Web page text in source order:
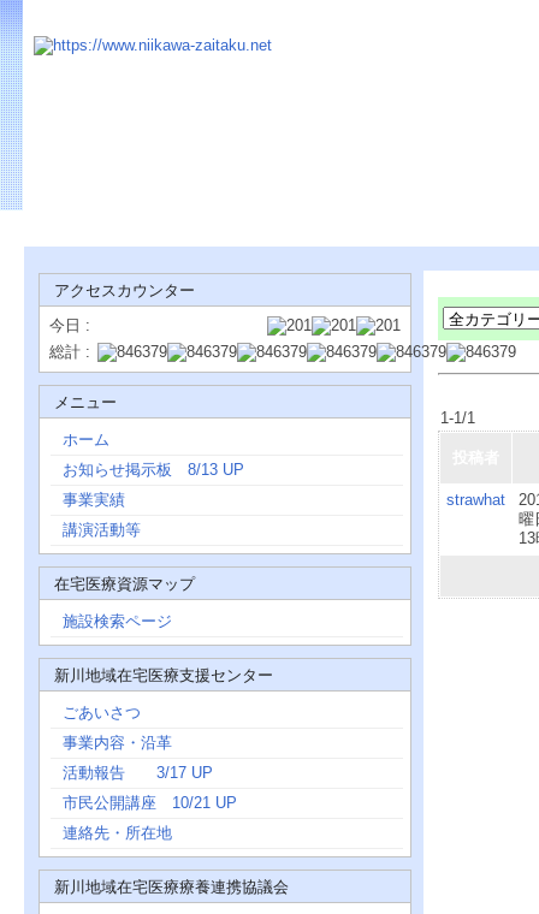
アクセスカウンター
今日 :
総計 :
メニュー
ホーム
お知らせ掲示板 8/13 UP
事業実績
講演活動等
在宅医療資源マップ
施設検索ページ
新川地域在宅医療支援センター
ごあいさつ
事業内容・沿革
活動報告 3/17 UP
市民公開講座 10/21 UP
連絡先・所在地
新川地域在宅医療療養連携協議会
1-1/1
strawhat
曜